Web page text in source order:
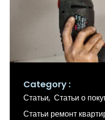
Category
Статьи Статьи о
Статьи ремонт